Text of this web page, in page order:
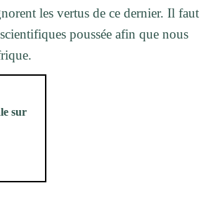
les vertus de ce dernier. Il faut
poussée afin que nous
sur